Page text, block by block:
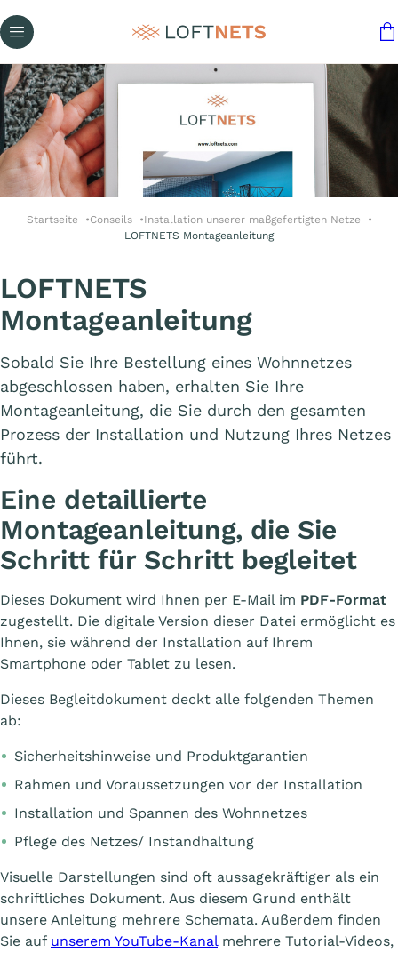
Startseite Conseils
Installation unserer maßgefertigten Netze
LOFTNETS Montageanleitung
LOFTNETS
Montageanleitung
Sobald Sie Ihre Bestellung eines Wohnnetzes
abgeschlossen haben, erhalten Sie Ihre
Montageanleitung, die Sie durch den gesamten
Prozess der Installation und Nutzung Ihres Netzes
führt.
Eine detaillierte
Montageanleitung, die Sie
Schritt für Schritt begleitet
Dieses Dokument wird Ihnen per E-Mail im PDF-Format
zugestellt. Die digitale Version dieser Datei ermöglicht es
Ihnen, sie während der Installation auf Ihrem
Smartphone oder Tablet zu lesen.
Dieses Begleitdokument deckt alle folgenden Themen
ab:
Sicherheitshinweise und Produktgarantien
Rahmen und Voraussetzungen vor der Installation
Installation und Spannen des Wohnnetzes
Pflege des Netzes/ Instandhaltung
Visuelle Darstellungen sind oft aussagekräftiger als ein
schriftliches Dokument. Aus diesem Grund enthält
unsere Anleitung mehrere Schemata. Außerdem finden
Sie auf unserem YouTube-Kanalmehrere Tutorial-Videos,